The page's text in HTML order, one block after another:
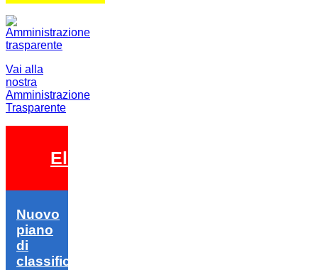
Vai alla
nostra
Amministrazione
Trasparente
Elezioni 2026
Nuovo
piano
di
classifica